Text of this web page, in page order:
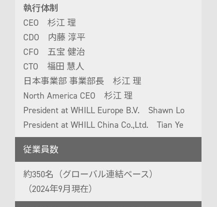
執行体制
CEO 杉江 理
CDO 内藤 淳平
CFO 五宝 健治
CTO 福田 慧人
日本事業部 事業部長 杉江 理
North America CEO 杉江 理
President at WHILL Europe B.V. Shawn Lo
President at WHILL China Co.,Ltd. Tian Ye
従業員数
約350名（グローバル連結ベース）
（2024年9月現在）